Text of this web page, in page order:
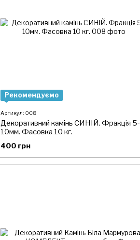
Рекомендуємо
Артикул: 008
Декоративний камінь СИНІЙ. Фракція 5-
10мм. Фасовка 10 кг.
400 грн